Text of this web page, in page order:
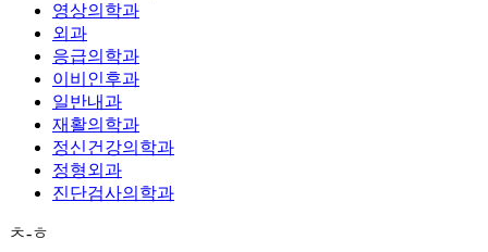
영상의학과
외과
응급의학과
이비인후과
일반내과
재활의학과
정신건강의학과
정형외과
진단검사의학과
ㅊ-ㅎ